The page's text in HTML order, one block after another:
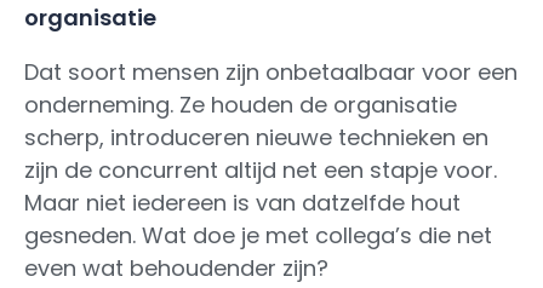
organisatie
Dat soort mensen zijn onbetaalbaar voor een
onderneming. Ze houden de organisatie
scherp, introduceren nieuwe technieken en
zijn de concurrent altijd net een stapje voor.
Maar niet iedereen is van datzelfde hout
gesneden. Wat doe je met collega’s die net
even wat behoudender zijn?